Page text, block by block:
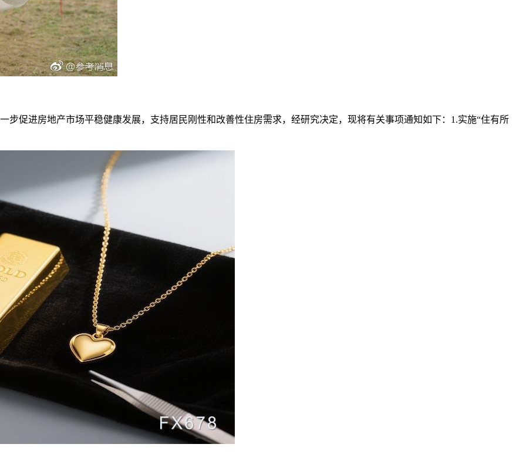
步促进房地产市场平稳健康发展，支持居民刚性和改善性住房需求，经研究决定，现将有关事项通知如下：1.实施“住有所